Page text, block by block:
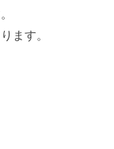
ます。